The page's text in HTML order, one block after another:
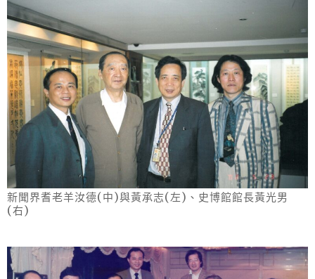
新聞界耆老羊汝德(中)與黃承志(左)、史博館館長黃光男
(右)